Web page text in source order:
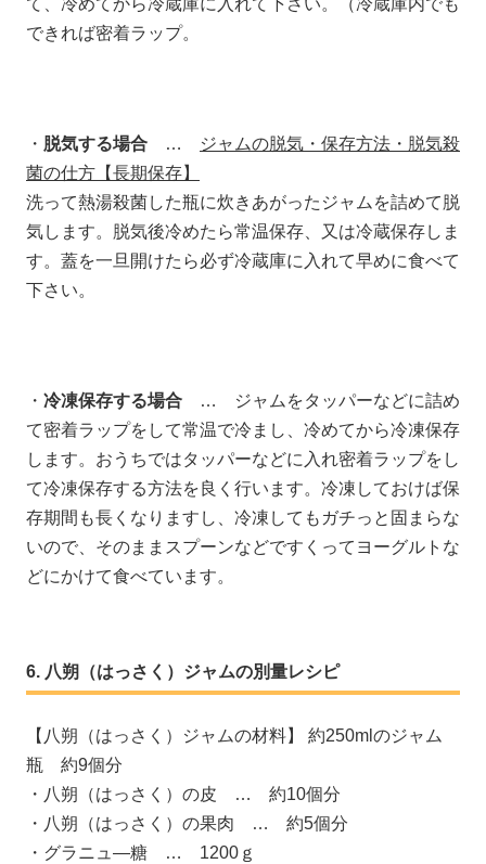
て、冷めてから冷蔵庫に入れて下さい。（冷蔵庫内でも
できれば密着ラップ。
・ 脱気する場合 …
ジャムの脱気・保存方法・脱気殺
菌の仕方【長期保存】
洗って熱湯殺菌した瓶に炊きあがったジャムを詰めて脱
気します。脱気後冷めたら常温保存、又は冷蔵保存しま
す。蓋を一旦開けたら必ず冷蔵庫に入れて早めに食べて
下さい。
・ 冷凍保存する場合 … ジャムをタッパーなどに詰め
て密着ラップをして常温で冷まし、冷めてから冷凍保存
します。おうちではタッパーなどに入れ密着ラップをし
て冷凍保存する方法を良く行います。冷凍しておけば保
存期間も長くなりますし、冷凍してもガチっと固まらな
いので、そのままスプーンなどですくってヨーグルトな
どにかけて食べています。
八朔（はっさく）ジャムの別量レシピ
【八朔（はっさく）ジャムの材料】 約250mlのジャム
瓶 約9個分
・八朔（はっさく）の皮 … 約10個分
・八朔（はっさく）の果肉 … 約5個分
・グラニュ―糖 … 1200ｇ